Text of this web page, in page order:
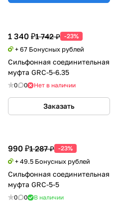
990 ₽1 287 ₽ -23%
+ 49.5 Бонусных рублей
Сильфонная соединительная
муфта GRC-5-5
0 0 В наличии
1 340 ₽1 742 ₽ -23%
+ 67 Бонусных рублей
Сильфонная соединительная
муфта GRC-5-6.35
0 0 Нет в наличии
Заказать